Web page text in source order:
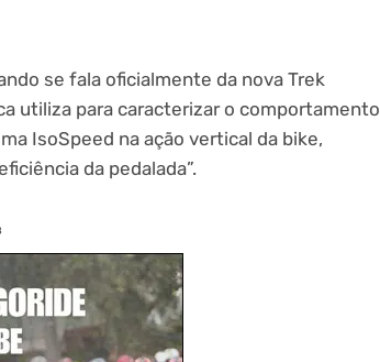
se fala oficialmente da nova Trek
utiliza para caracterizar o comportamento
IsoSpeed na ação vertical da bike,
da pedalada”.